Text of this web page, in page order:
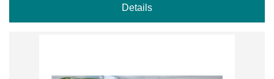
Details